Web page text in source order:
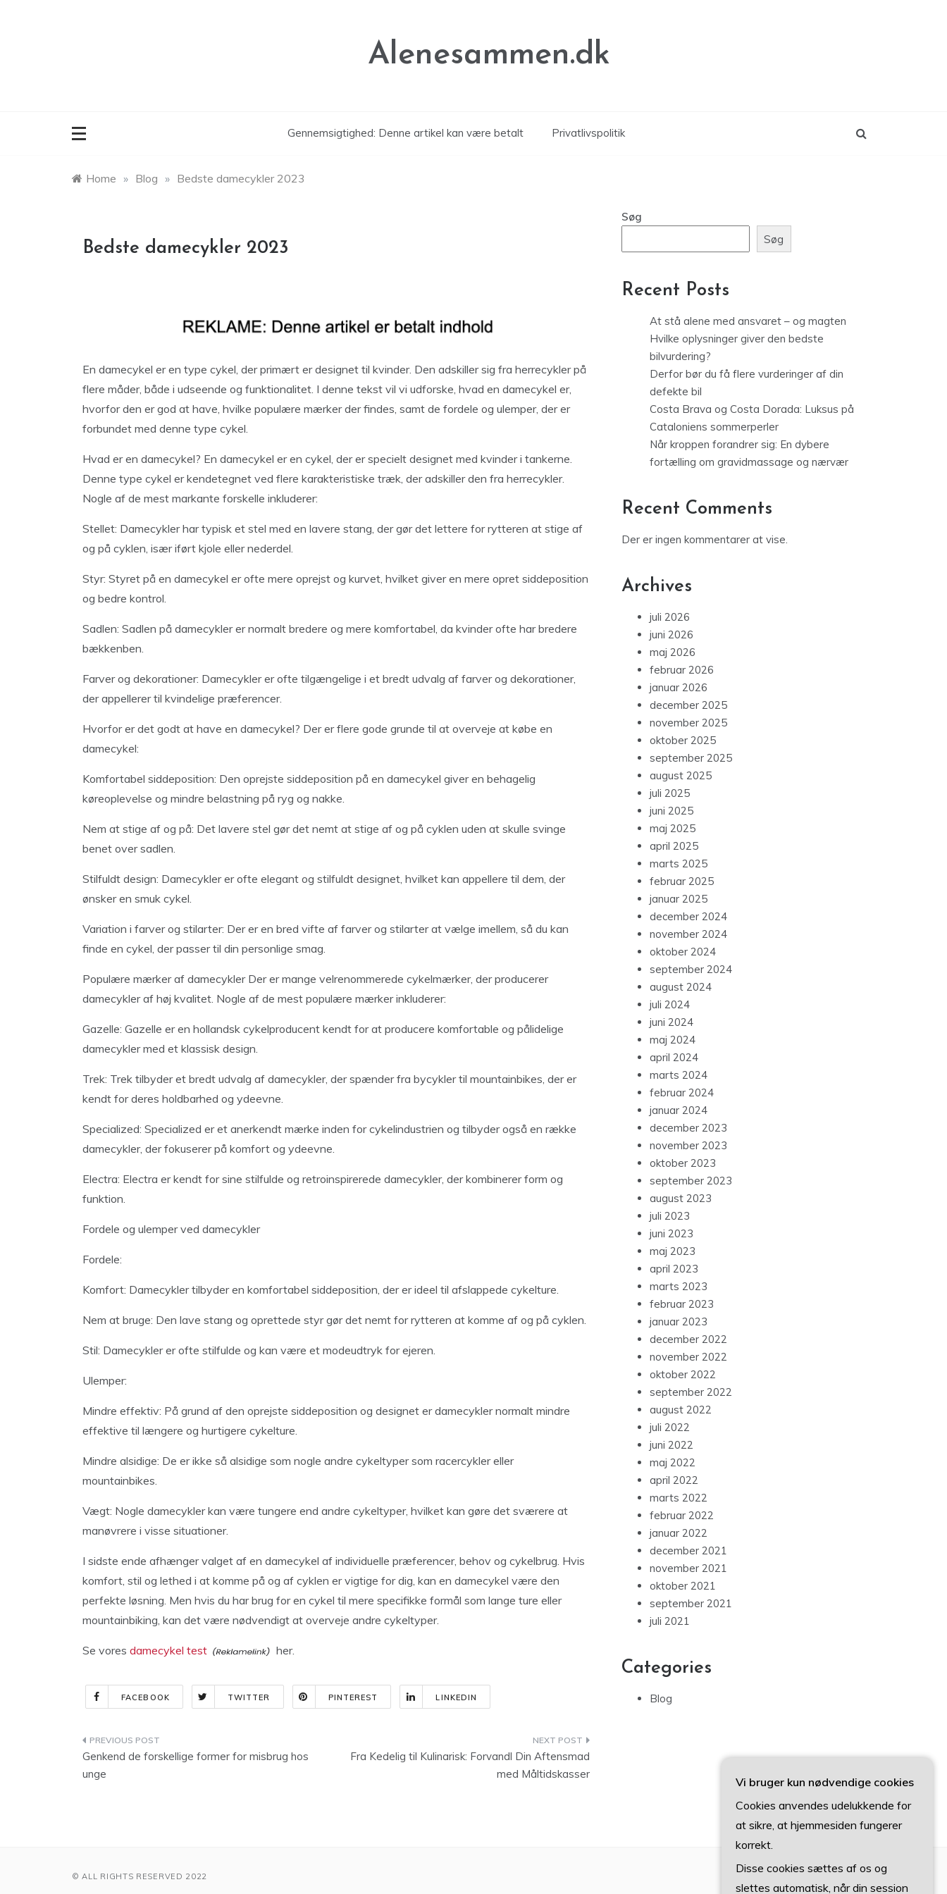
Alenesammen.dk
Gennemsigtighed: Denne artikel kan være betalt Privatlivspolitik
Home » Blog » Bedste damecykler 2023
Bedste damecykler 2023
En damecykel er en type cykel, der primært er designet til kvinder. Den adskiller sig fra herrecykler på
flere måder, både i udseende og funktionalitet. I denne tekst vil vi udforske, hvad en damecykel er,
hvorfor den er god at have, hvilke populære mærker der findes, samt de fordele og ulemper, der er
forbundet med denne type cykel.
Hvad er en damecykel? En damecykel er en cykel, der er specielt designet med kvinder i tankerne.
Denne type cykel er kendetegnet ved flere karakteristiske træk, der adskiller den fra herrecykler.
Nogle af de mest markante forskelle inkluderer:
Stellet: Damecykler har typisk et stel med en lavere stang, der gør det lettere for rytteren at stige af
og på cyklen, især iført kjole eller nederdel.
Styr: Styret på en damecykel er ofte mere oprejst og kurvet, hvilket giver en mere opret siddeposition
og bedre kontrol.
Sadlen: Sadlen på damecykler er normalt bredere og mere komfortabel, da kvinder ofte har bredere
bækkenben.
Farver og dekorationer: Damecykler er ofte tilgængelige i et bredt udvalg af farver og dekorationer,
der appellerer til kvindelige præferencer.
Hvorfor er det godt at have en damecykel? Der er flere gode grunde til at overveje at købe en
damecykel:
Komfortabel siddeposition: Den oprejste siddeposition på en damecykel giver en behagelig
køreoplevelse og mindre belastning på ryg og nakke.
Nem at stige af og på: Det lavere stel gør det nemt at stige af og på cyklen uden at skulle svinge
benet over sadlen.
Stilfuldt design: Damecykler er ofte elegant og stilfuldt designet, hvilket kan appellere til dem, der
ønsker en smuk cykel.
Variation i farver og stilarter: Der er en bred vifte af farver og stilarter at vælge imellem, så du kan
finde en cykel, der passer til din personlige smag.
Populære mærker af damecykler Der er mange velrenommerede cykelmærker, der producerer
damecykler af høj kvalitet. Nogle af de mest populære mærker inkluderer:
Gazelle: Gazelle er en hollandsk cykelproducent kendt for at producere komfortable og pålidelige
damecykler med et klassisk design.
Trek: Trek tilbyder et bredt udvalg af damecykler, der spænder fra bycykler til mountainbikes, der er
kendt for deres holdbarhed og ydeevne.
Specialized: Specialized er et anerkendt mærke inden for cykelindustrien og tilbyder også en række
damecykler, der fokuserer på komfort og ydeevne.
Electra: Electra er kendt for sine stilfulde og retroinspirerede damecykler, der kombinerer form og
funktion.
Fordele og ulemper ved damecykler
Fordele:
Komfort: Damecykler tilbyder en komfortabel siddeposition, der er ideel til afslappede cykelture.
Nem at bruge: Den lave stang og oprettede styr gør det nemt for rytteren at komme af og på cyklen.
Stil: Damecykler er ofte stilfulde og kan være et modeudtryk for ejeren.
Ulemper:
Mindre effektiv: På grund af den oprejste siddeposition og designet er damecykler normalt mindre
effektive til længere og hurtigere cykelture.
Mindre alsidige: De er ikke så alsidige som nogle andre cykeltyper som racercykler eller
mountainbikes.
Vægt: Nogle damecykler kan være tungere end andre cykeltyper, hvilket kan gøre det sværere at
manøvrere i visse situationer.
I sidste ende afhænger valget af en damecykel af individuelle præferencer, behov og cykelbrug. Hvis
komfort, stil og lethed i at komme på og af cyklen er vigtige for dig, kan en damecykel være den
perfekte løsning. Men hvis du har brug for en cykel til mere specifikke formål som lange ture eller
mountainbiking, kan det være nødvendigt at overveje andre cykeltyper.
Se vores damecykel test her.
FACEBOOK TWITTER PINTEREST LINKEDIN
Indlægsnavigation
Genkend de forskellige former for misbrug hos
unge
Fra Kedelig til Kulinarisk: Forvandl Din Aftensmad
med Måltidskasser
Søg
Søg
Recent Posts
At stå alene med ansvaret – og magten
Hvilke oplysninger giver den bedste
bilvurdering?
Derfor bør du få flere vurderinger af din
defekte bil
Costa Brava og Costa Dorada: Luksus på
Cataloniens sommerperler
Når kroppen forandrer sig: En dybere
fortælling om gravidmassage og nærvær
Recent Comments
Der er ingen kommentarer at vise.
Archives
juli 2026
juni 2026
maj 2026
februar 2026
januar 2026
december 2025
november 2025
oktober 2025
september 2025
august 2025
juli 2025
juni 2025
maj 2025
april 2025
marts 2025
februar 2025
januar 2025
december 2024
november 2024
oktober 2024
september 2024
august 2024
juli 2024
juni 2024
maj 2024
april 2024
marts 2024
februar 2024
januar 2024
december 2023
november 2023
oktober 2023
september 2023
august 2023
juli 2023
juni 2023
maj 2023
april 2023
marts 2023
februar 2023
januar 2023
december 2022
november 2022
oktober 2022
september 2022
august 2022
juli 2022
juni 2022
maj 2022
april 2022
marts 2022
februar 2022
januar 2022
december 2021
november 2021
oktober 2021
september 2021
juli 2021
Categories
Blog
© ALL RIGHTS RESERVED 2022
Vi bruger kun nødvendige cookies
Cookies anvendes udelukkende for
at sikre, at hjemmesiden fungerer
korrekt.
Disse cookies sættes af os og
slettes automatisk, når din session